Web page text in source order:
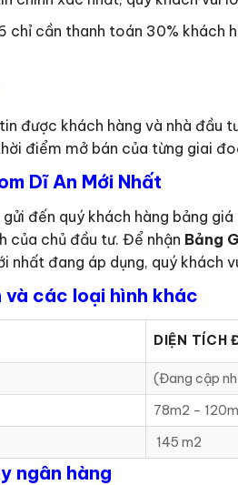
cần thanh toán 30% khách
được khách hàng và nhà đầu
điểm mở bán của từng giai
Dĩ An Mới Nhất
gửi đến quý khách hàng bảng
của chủ đầu tư. Để nhận Bảng
nhất đang áp dụng, quý khách
và các loại hình khác
DIỆN TÍCH
(Đang cập
78m2 –
145 m2
ngân hàng